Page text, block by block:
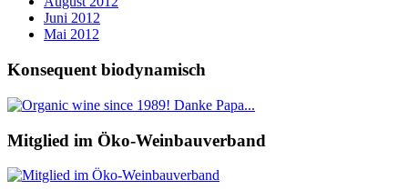
Juni 2012
Mai 2012
Konsequent biodynamisch
Mitglied im Öko-Weinbauverband